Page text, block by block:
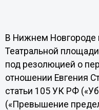
В Нижнем Новгороде
Театральной
под резолюцией о
отношении Евгения
статьи 105 УК РФ
(«Превышение